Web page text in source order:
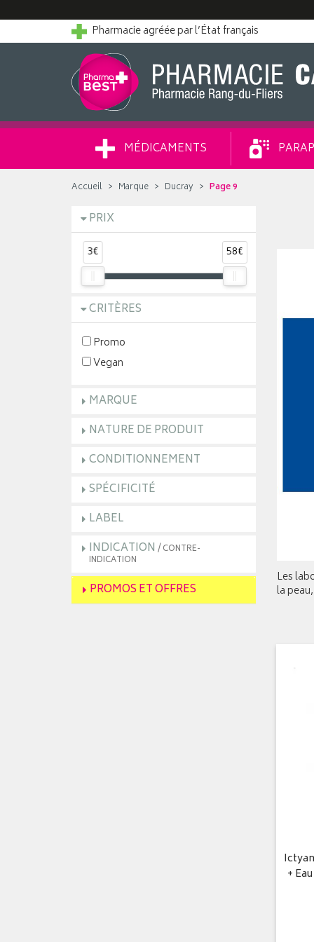
Pharmacie agréée par l’État français
MÉDICAMENTS
Accueil Marque Ducray Page 9
PRIX
3€ 58€
CRITÈRES
Promo
Vegan
MARQUE
NATURE DE PRODUIT
CONDITIONNEMENT
SPÉCIFICITÉ
LABEL
INDICATION / CONTRE-
INDICATION
PROMOS ET OFFRES
Les
la
+